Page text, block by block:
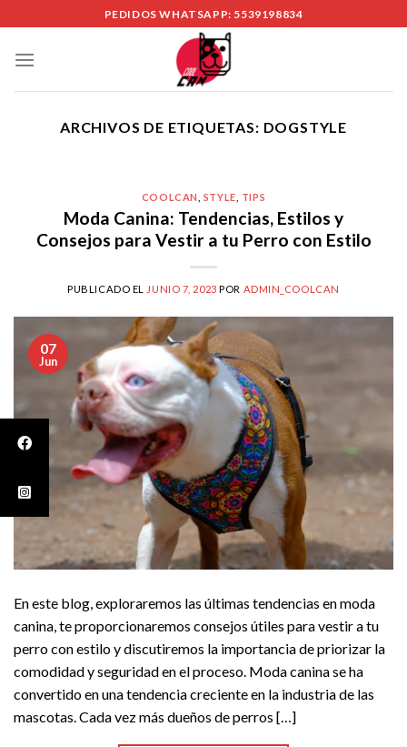
to
content
PEDIDOS WHATSAPP: 5539198834
ARCHIVOS DE ETIQUETAS: DOGSTYLE
COOLCAN STYLE TIPS
Moda Canina: Tendencias, Estilos y
Consejos para Vestir a tu Perro con Estilo
PUBLICADO EL JUNIO 7, 2023 POR ADMIN_COOLCAN
07
Jun
En este blog, exploraremos las últimas tendencias en moda
canina, te proporcionaremos consejos útiles para vestir a tu
perro con estilo y discutiremos la importancia de priorizar la
comodidad y seguridad en el proceso. Moda canina se ha
convertido en una tendencia creciente en la industria de las
mascotas. Cada vez más dueños de perros […]